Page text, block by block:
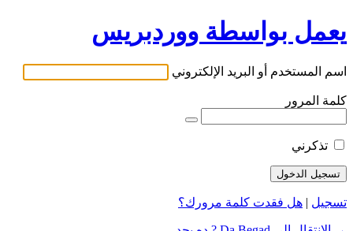
يعمل بواسطة ووردبريس
اسم المستخدم أو البريد الإلكتروني
كلمة المرور
تذكرني
تسجيل | هل فقدت كلمة مرورك؟